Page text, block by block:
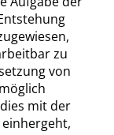
zu
von
mit der